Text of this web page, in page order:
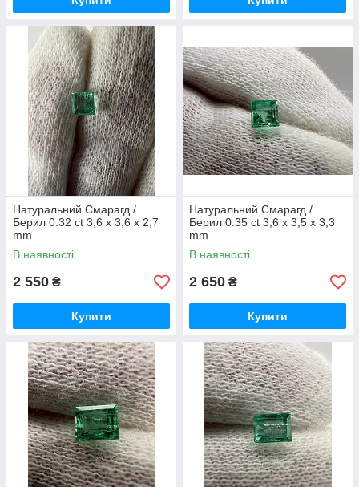
Натуральний Смарагд /
Берил 0.32 ct 3,6 х 3,6 х 2,7
mm
В наявності
2 550 ₴
Купити
Натуральний Смарагд /
Берил 0.35 ct 3,6 х 3,5 х 3,3
mm
В наявності
2 650 ₴
Купити